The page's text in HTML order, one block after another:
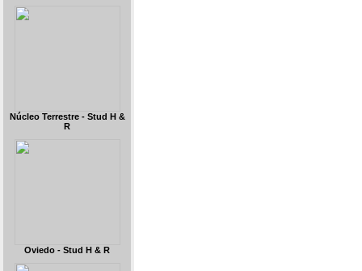
Núcleo Terrestre - Stud H &
R
Oviedo - Stud H & R